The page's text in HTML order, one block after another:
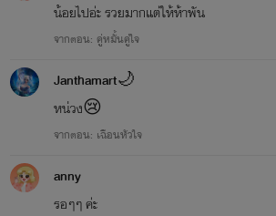
น้อยไปอ่ะ รวยมากแต่ให้ห้าพัน
จากตอน: คู่หมั้นคู่ใจ
Janthamart🌙
หน่วง😢
จากตอน: เฉือนหัวใจ
anny
รอๆๆ ค่ะ